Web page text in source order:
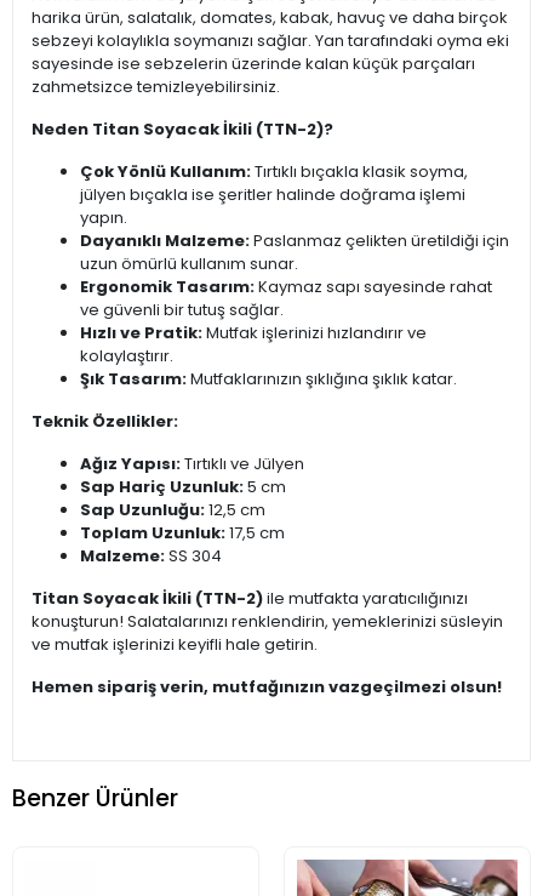
harika ürün, salatalık, domates, kabak, havuç ve daha birçok
sebzeyi kolaylıkla soymanızı sağlar. Yan tarafındaki oyma eki
sayesinde ise sebzelerin üzerinde kalan küçük parçaları
zahmetsizce temizleyebilirsiniz.
Neden Titan Soyacak İkili (TTN-2)?
Çok Yönlü Kullanım:Tırtıklı bıçakla klasik soyma,
jülyen bıçakla ise şeritler halinde doğrama işlemi
yapın.
Dayanıklı Malzeme:Paslanmaz çelikten üretildiği için
uzun ömürlü kullanım sunar.
Ergonomik Tasarım:Kaymaz sapı sayesinde rahat
ve güvenli bir tutuş sağlar.
Hızlı ve Pratik:Mutfak işlerinizi hızlandırır ve
kolaylaştırır.
Şık Tasarım:Mutfaklarınızın şıklığına şıklık katar.
Teknik Özellikler:
Ağız Yapısı:Tırtıklı ve Jülyen
Sap Hariç Uzunluk:5 cm
Sap Uzunluğu:12,5 cm
Toplam Uzunluk:17,5 cm
Malzeme:SS 304
Titan Soyacak İkili (TTN-2)ile mutfakta yaratıcılığınızı
konuşturun! Salatalarınızı renklendirin, yemeklerinizi süsleyin
ve mutfak işlerinizi keyifli hale getirin.
Hemen sipariş verin, mutfağınızın vazgeçilmezi olsun!
Benzer Ürünler